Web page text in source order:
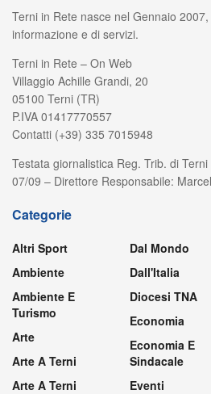
Terni in Rete nasce nel Gennaio
informazione e di servizi.
Terni in Rete – On Web
Villaggio Achille Grandi, 20
05100 Terni (TR)
P.IVA 01417770557
Contatti (+39) 335 7015948
Testata giornalistica Reg. Trib. di
07/09 – Direttore Responsabile:
Categorie
Altri Sport
Ambiente
Ambiente E
Turismo
Arte
Arte A Terni
Arte A Terni
Dal Mondo
Dall'Italia
Diocesi TNA
Economia
Economia E
Sindacale
Eventi